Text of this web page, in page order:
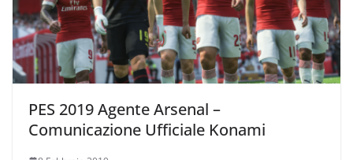
PES 2019 Agente Arsenal –
Comunicazione Ufficiale Konami